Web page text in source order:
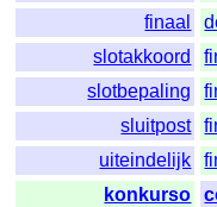
finaal
slotakkoord
slotbepaling
sluitpost
uiteindelijk
konkurso